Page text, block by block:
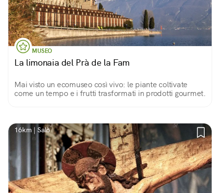
MUSEO
La limonaia del Prà de la Fam
Mai visto un ecomuseo così vivo: le piante coltivate
come un tempo e i frutti trasformati in prodotti gourmet.
16km | Salò